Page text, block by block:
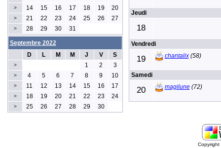
Jeudi
18
Vendredi
19 chantalix(58)
Samedi
20 magilune(72)
> 14 15 16 17 18 19 20
> 21 22 23 24 25 26 27
> 28 29 30 31
Septembre 2022
D
L M M J V S
> 1 2 3
> 4 5 6 7 8 9 10
> 11 12 13 14 15 16 17
> 18 19 20 21 22 23 24
> 25 26 27 28 29 30